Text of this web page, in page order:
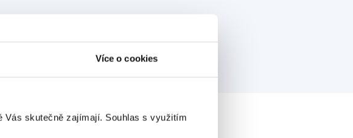
Více o cookies
Vás skutečně zajímají. Souhlas s využitím